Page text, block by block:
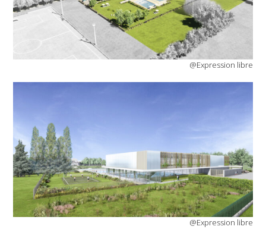
@Expression libre
@Expression libre